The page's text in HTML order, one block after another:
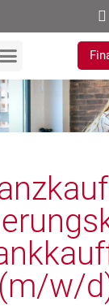
(m/w/